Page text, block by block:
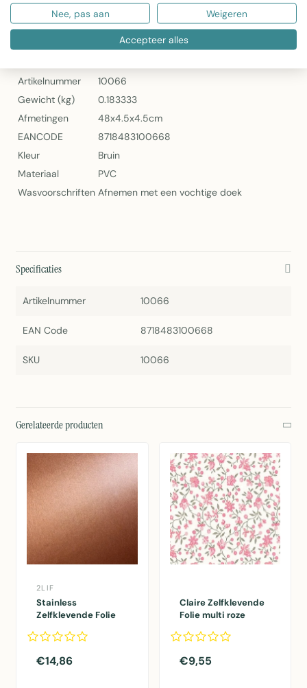
2Lif Alder Wood Zelfklevende Folie Mini Rol Donker
Artikelnummer
10066
Gewicht (kg)
0.183333
Afmetingen
48x4.5x4.5cm
EANCODE
8718483100668
Kleur
Bruin
Materiaal
PVC
Wasvoorschriften Afnemen met een vochtige doek
Specificaties
Artikelnummer 10066
EAN Code 8718483100668
SKU 10066
Gerelateerde producten
2LIF
Stainless
Zelfklevende Folie
45cmx1,5mtr
€14,86
Claire Zelfklevende
Folie multi roze
€9,55
Nee, pas aan Weigeren
Accepteer alles